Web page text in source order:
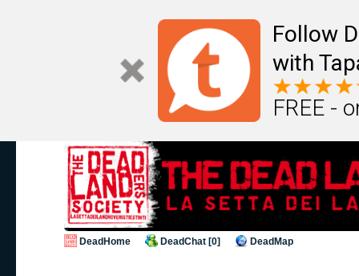
Follow
with
FREE -
DeadHome DeadChat [0] DeadMap